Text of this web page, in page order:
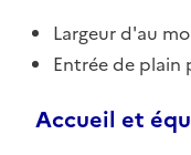
Largeur d'au
Entrée de plain
Accueil et